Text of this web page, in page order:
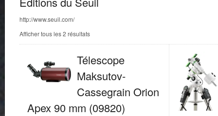
http://www.seuil.com/
Afficher tous les 2 résultats
Télescope
Maksutov-
Cassegrain Orion
Apex 90 mm (09820)